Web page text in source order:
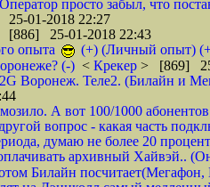
просто забыл, что
01-2018 22:27
[886] 25-01-2018 22:43
опыта
(+) (Личный опыт)
(-) < Крекер > [869]
2G Воронеж. Теле2. (Билайн и
А вот 100/1000
вопрос - какая часть
думаю не более 20
архивный Хайвэй..
Билайн